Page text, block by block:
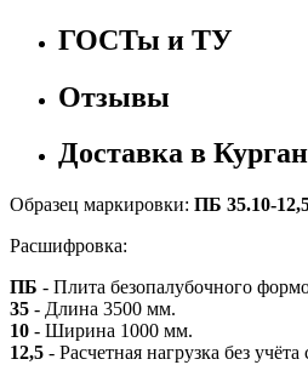
ГОСТы и ТУ
Отзывы
Доставка в Курган
Образец маркировки: ПБ 35.10-
Расшифровка:
ПБ - Плита безопалубочного
35 - Длина 3500 мм.
10 - Ширина 1000 мм.
12,5 - Расчетная нагрузка без учёта